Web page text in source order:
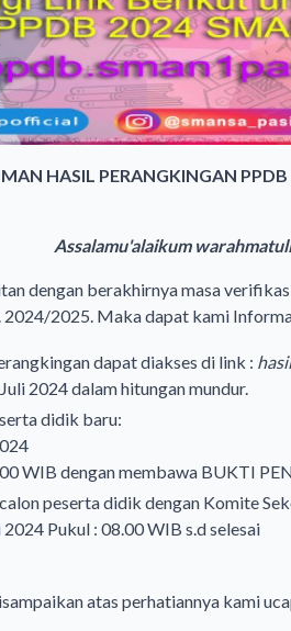
HASIL PERANGKINGAN
Assalamu'alaikum
dengan berakhirnya masa
2024/2025. Maka dapat kami
dapat diakses di link :
2024 dalam hitungan mundur.
didik baru:
WIB dengan membawa BUKTI
tua calon peserta didik
Juli 2024 Pukul : 08.00
atas perhatiannya kami